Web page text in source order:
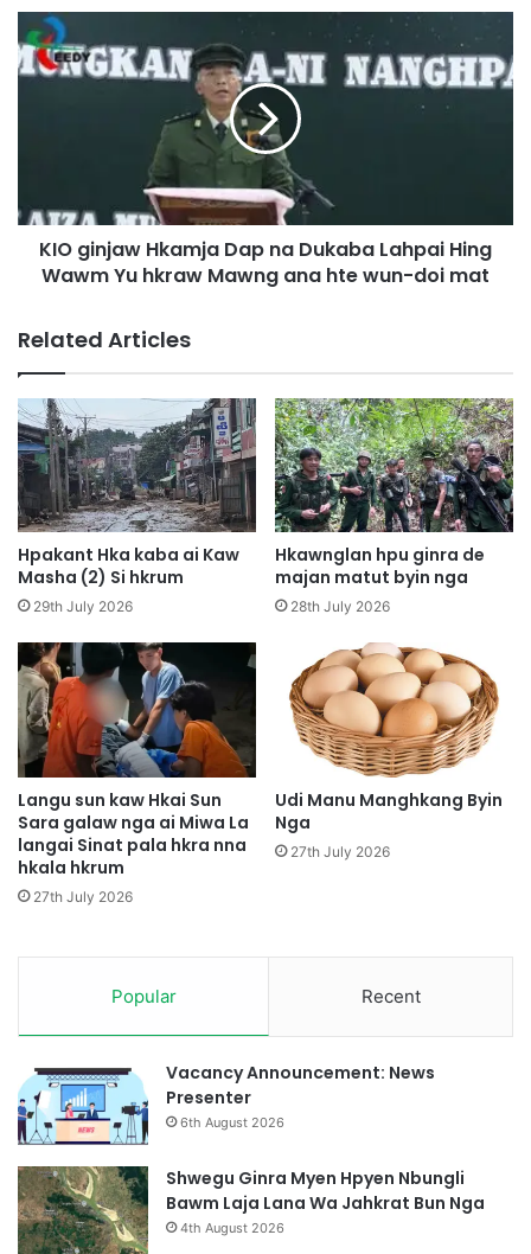
4
h
w
a
d
h
t
u
s
h
d
t
l
u
n
g
w
a
a
i
M
y
e
n
p
u
n
g
h
p
e
I
O
w
j
a
D
a
p
n
D
u
k
a
a
L
h
p
a
i
H
n
g
k
r
a
w
M
a
w
KIO ginjaw Hkamja Dap na Dukaba Lahpai Hing
Wawm Yu hkraw Mawng ana hte wun-doi mat
Related Articles
Hpakant Hka kaba ai Kaw
Masha (2) Si hkrum
29th July 2026
Hkawnglan hpu ginra de
majan matut byin nga
28th July 2026
Langu sun kaw Hkai Sun
Sara galaw nga ai Miwa La
langai Sinat pala hkra nna
hkala hkrum
27th July 2026
Udi Manu Manghkang Byin
Nga
27th July 2026
Popular Recent
Vacancy Announcement: News
Presenter
6th August 2026
Shwegu Ginra Myen Hpyen Nbungli
Bawm Laja Lana Wa Jahkrat Bun Nga
4th August 2026